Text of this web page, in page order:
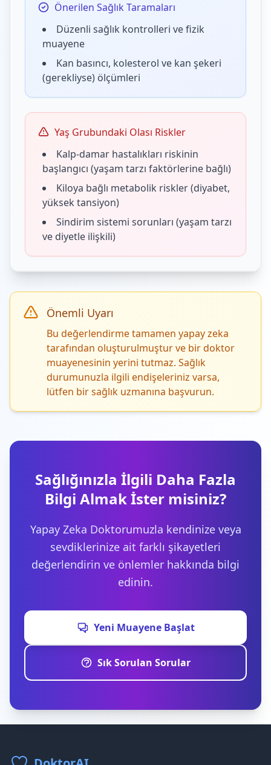
Önerilen Sağlık Taramaları
Düzenli sağlık kontrolleri ve fizik
muayene
Kan basıncı, kolesterol ve kan şekeri
(gerekliyse) ölçümleri
Yaş Grubundaki Olası Riskler
Kalp-damar hastalıkları riskinin
başlangıcı (yaşam tarzı faktörlerine bağlı)
Kiloya bağlı metabolik riskler (diyabet,
yüksek tansiyon)
Sindirim sistemi sorunları (yaşam tarzı
ve diyetle ilişkili)
Önemli Uyarı
Bu değerlendirme tamamen yapay zeka
tarafından oluşturulmuştur ve bir doktor
muayenesinin yerini tutmaz. Sağlık
durumunuzla ilgili endişeleriniz varsa,
lütfen bir sağlık uzmanına başvurun.
Sağlığınızla İlgili Daha Fazla
Bilgi Almak İster misiniz?
Yapay Zeka Doktorumuzla kendinize veya
sevdiklerinize ait farklı şikayetleri
değerlendirin ve önlemler hakkında bilgi
edinin.
Yeni Muayene Başlat
Sık Sorulan Sorular